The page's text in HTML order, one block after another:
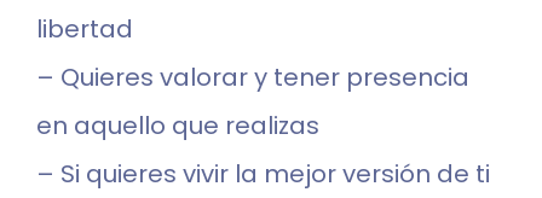
libertad
– Quieres valorar y tener presencia
en aquello que realizas
– Si quieres vivir la mejor versión de ti